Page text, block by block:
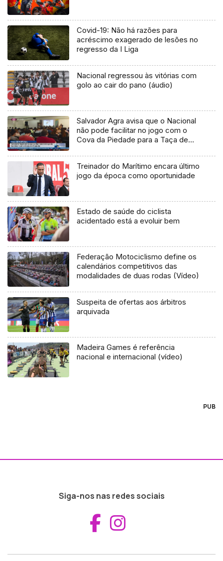
Covid-19: Não há razões para
acréscimo exagerado de lesões no
regresso da I Liga
Nacional regressou às vitórias com
golo ao cair do pano (áudio)
Salvador Agra avisa que o Nacional
não pode facilitar no jogo com o
Cova da Piedade para a Taça de
Treinador do Marítimo encara último
jogo da época como oportunidade
Estado de saúde do ciclista
acidentado está a evoluir bem
Federação Motociclismo define os
calendários competitivos das
modalidades de duas rodas (Vídeo)
Suspeita de ofertas aos árbitros
arquivada
Madeira Games é referência
nacional e internacional (vídeo)
PUB
Siga-nos nas redes sociais
Aceder ao